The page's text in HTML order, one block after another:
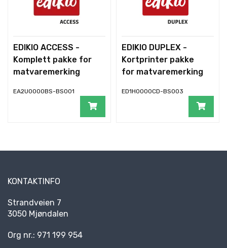
EDIKIO ACCESS -
Komplett pakke for
matvaremerking
EA2U0000BS-BS001
EDIKIO DUPLEX -
Kortprinter pakke
for matvaremerking
ED1H0000CD-BS003
KONTAKTINFO
Strandveien 7
3050 Mjøndalen
Org nr.: 971 199 954